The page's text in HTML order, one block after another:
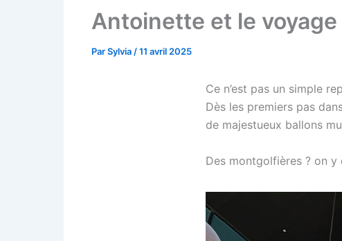
Antoinette et le
ParSylvia /11 avril 2025
Ce n’est pas un simple
Dès les premiers pas
de majestueux ballons
Des montgolfières ? on